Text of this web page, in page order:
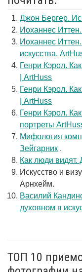
Джон Бергер.
Иоханнес
Иоханнес
искусства.
Генри Кэрол.
| ArtHuss
Генри Кэрол.
| ArtHuss
Генри Кэрол.
портреты
Мифология
Зейгарник .
Как люди
Искусство и
Арнхейм.
Василий
духовном в
ТОП 10